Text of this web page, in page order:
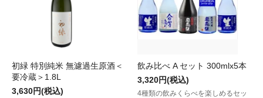
初緑 特別純米 無濾過生原酒＜
要冷蔵＞1.8L
3,630円(税込)
飲み比べ A セット 300mlx5本
3,320円(税込)
4種類の飲みくらべを楽しめるセッ